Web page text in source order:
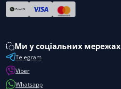
Ми у соціальних мережах
Telegram
Viber
Whatsapp